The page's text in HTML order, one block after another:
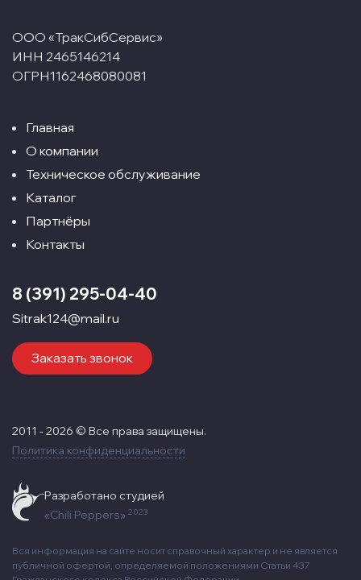
ООО «ТракСибСервис»
ИНН 2465146214
ОГРН1162468080081
Главная
О компании
Техническое обслуживание
Каталог
Партнёры
Контакты
8 (391) 295-04-40
Sitrak124@mail.ru
Заказать звонок
2011 - 2026 © Все права защищены.
Политика конфиденциальности
Вся информация на сайте носит справочный характер и не является
публичной офертой, определяемой положениями Статьи 437
Разработано студией
«Chili Peppers» 2023